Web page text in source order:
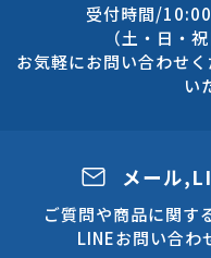
受付時間/
（土・日・
お気軽にお問い合わせ
い
メール
ご質問や商品に関す
LINEお問い合わ